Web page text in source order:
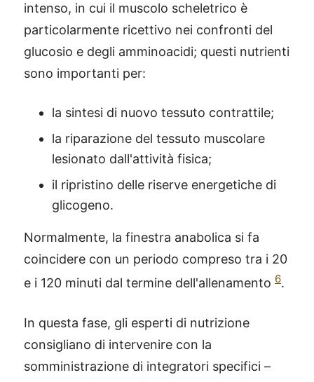
intenso, in cui il muscolo scheletrico è
particolarmente ricettivo nei confronti del
glucosio e degli amminoacidi; questi nutrienti
sono importanti per:
la sintesi di nuovo tessuto contrattile;
la riparazione del tessuto muscolare
lesionato dall'attività fisica;
il ripristino delle riserve energetiche di
glicogeno.
Normalmente, la finestra anabolica si fa
coincidere con un periodo compreso tra i 20
e i 120 minuti dal termine dell'allenamento 6.
In questa fase, gli esperti di nutrizione
consigliano di intervenire con la
somministrazione di integratori specifici –